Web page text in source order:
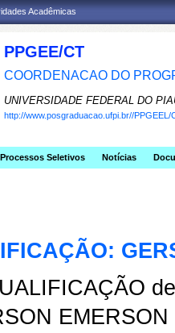
Acadêmicas
PPGEE/CT
COORDENACAO DO
UNIVERSIDADE FEDERAL DO
http://www.posgraduacao.ufpi.br//PPGEEL/
Processos Seletivos Notícias